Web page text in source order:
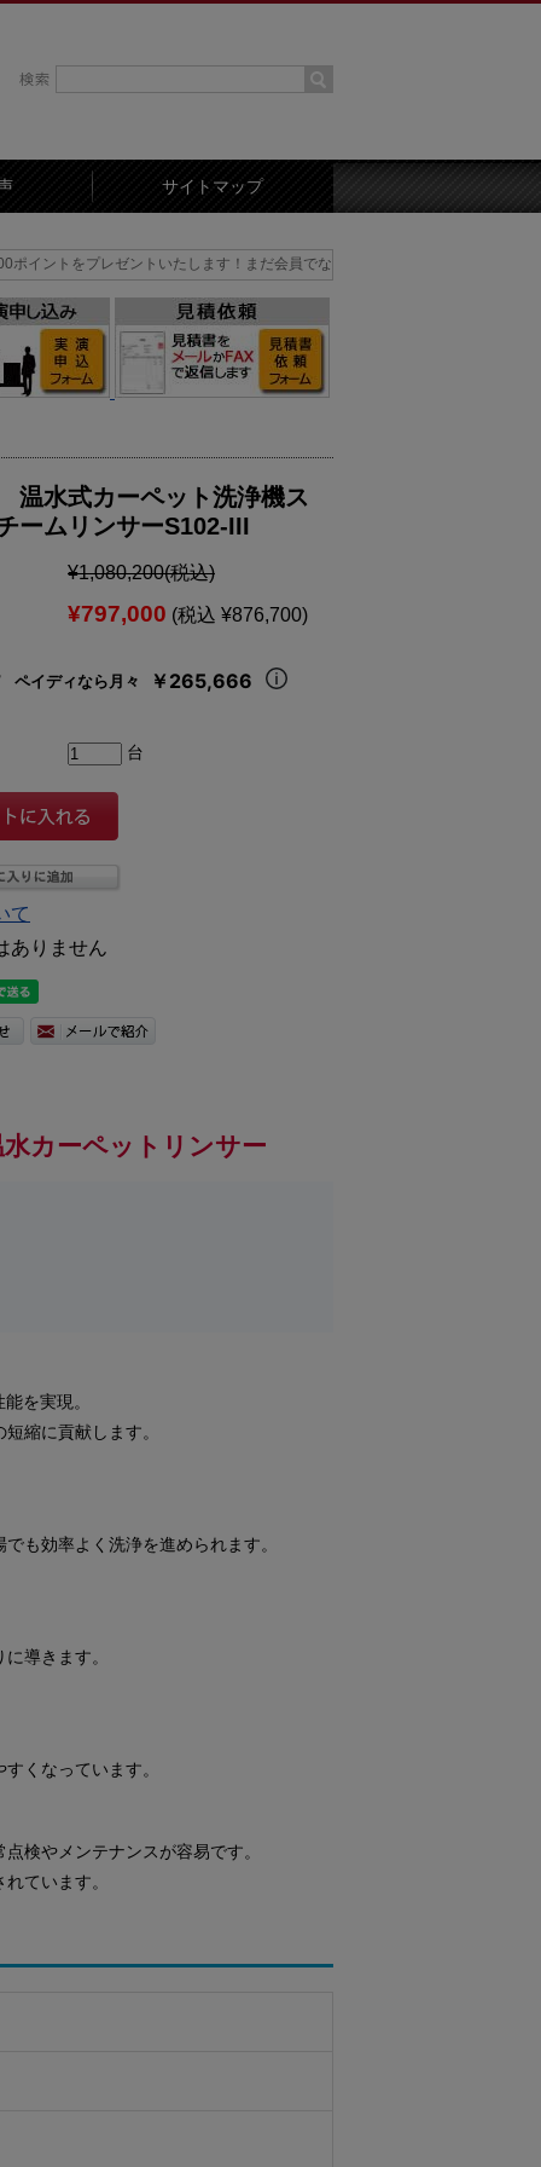
サイトマップ
ントいたします！まだ会員でない方はまずは会員登録を！
水式カーペット洗浄機ス
ームリンサーS102-III
¥1,080,200(税込)
¥797,000 (税込 ¥876,700)
ペイディなら月々 ￥265,666
台
て
ありません
カーペットリンサー
を実現。
縮に貢献します。
も効率よく洗浄を進められます。
導きます。
すくなっています。
検やメンテナンスが容易です。
ています。